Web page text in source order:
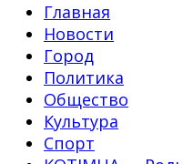
Главная
Новости
Город
Политика
Общество
Культура
Спорт